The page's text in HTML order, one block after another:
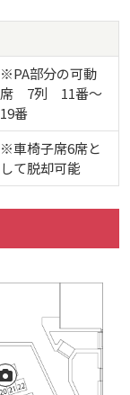
※PA部分の可動
席 7列 11番～
19番
※車椅子席6席と
して脱却可能